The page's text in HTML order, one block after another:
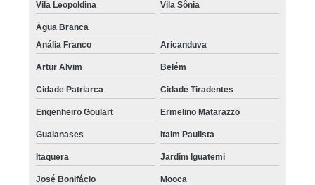
Vila Leopoldina Vila Sônia
Água Branca
Anália Franco
Aricanduva
Artur Alvim Belém
Cidade Patriarca Cidade Tiradentes
Engenheiro Goulart Ermelino Matarazzo
Guaianases Itaim Paulista
Itaquera Jardim Iguatemi
José Bonifácio Mooca